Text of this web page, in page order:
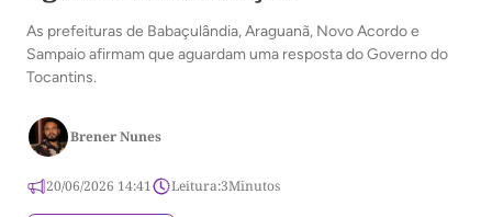
As prefeituras de Babaçulândia, Araguanã, Novo Acordo e
Sampaio afirmam que aguardam uma resposta do Governo do
Tocantins.
Brener Nunes
20/06/2026 14:41 Leitura:3Minutos